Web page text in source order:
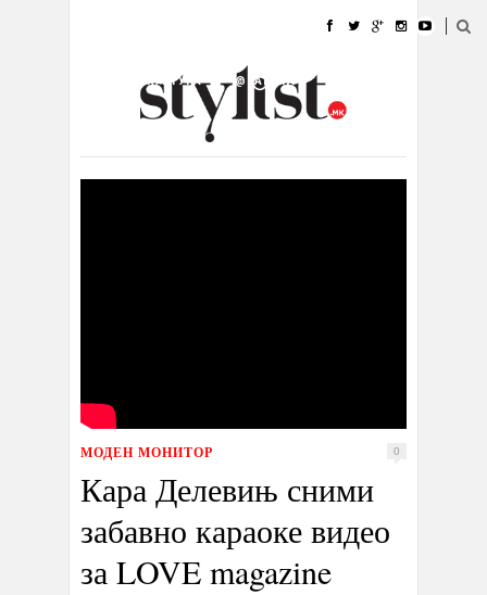
УБАВИНА
КУЛТУРА @РАБОТА
ИЗЛОГ
МОДЕН МОНИТОР 0
Кара Делевињ сними
забавно караоке видео
за LOVE magazine